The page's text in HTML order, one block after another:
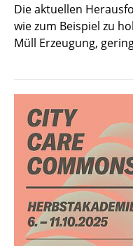
Die aktuellen
wie zum Beispiel zu
Müll Erzeugung,